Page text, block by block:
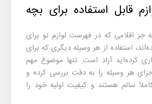
قابل استفاده برای بچه
اقلامی که در فهرست لوازم نو برای
استفاده از هر وسیله دیگری که برای
کرده‌اید آزاد است. تنها موضوع مهم
هر وسیله را به دقت بررسی کرده و
سالم هستند و کیفیت اولیه خود را